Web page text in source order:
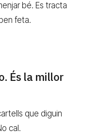
bé. Es tracta
feta.
És la millor
que diguin
cal.